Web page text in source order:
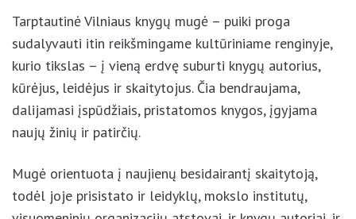
Tarptautinė Vilniaus knygų mugė – puiki proga
sudalyvauti itin reikšmingame kultūriniame renginyje,
kurio tikslas – į vieną erdvę suburti knygų autorius,
kūrėjus, leidėjus ir skaitytojus. Čia bendraujama,
dalijamasi įspūdžiais, pristatomos knygos, įgyjama
naujų žinių ir patirčių.
Mugė orientuota į naujienų besidairantį skaitytoją,
todėl joje prisistato ir leidyklų, mokslo institutų,